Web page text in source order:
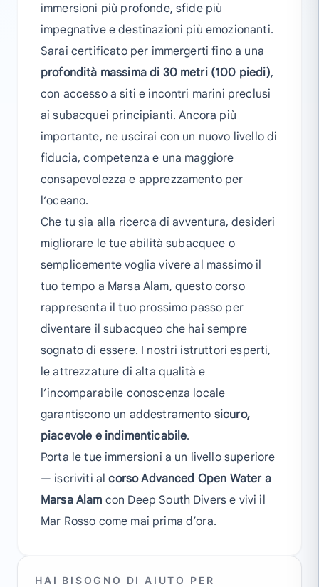
immersioni più profonde, sfide più
impegnative e destinazioni più emozionanti.
Sarai certificato per immergerti fino a una
profondità massima di 30 metri (100 piedi),
con accesso a siti e incontri marini preclusi
ai subacquei principianti. Ancora più
importante, ne uscirai con un nuovo livello di
fiducia, competenza e una maggiore
consapevolezza e apprezzamento per
l’oceano.
Che tu sia alla ricerca di avventura, desideri
migliorare le tue abilità subacquee o
semplicemente voglia vivere al massimo il
tuo tempo a Marsa Alam, questo corso
rappresenta il tuo prossimo passo per
diventare il subacqueo che hai sempre
sognato di essere. I nostri istruttori esperti,
le attrezzature di alta qualità e
l’incomparabile conoscenza locale
garantiscono un addestramento sicuro,
piacevole e indimenticabile.
Porta le tue immersioni a un livello superiore
— iscriviti alcorso Advanced Open Water a
Marsa Alam con Deep South Divers e vivi il
Mar Rosso come mai prima d’ora.
HAI BISOGNO DI AIUTO PER